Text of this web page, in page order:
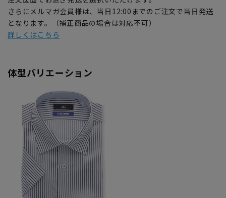
さらにメルマガ会員様は、当日12:00までのご注文で当日発送
となります。（補正商品の場合は対応不可）
詳しくはこちら
体型バリエーション